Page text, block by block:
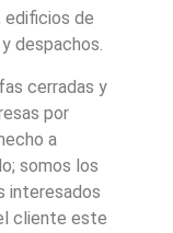
edificios de
despachos.
cerradas y
por
a
somos los
interesados
cliente este